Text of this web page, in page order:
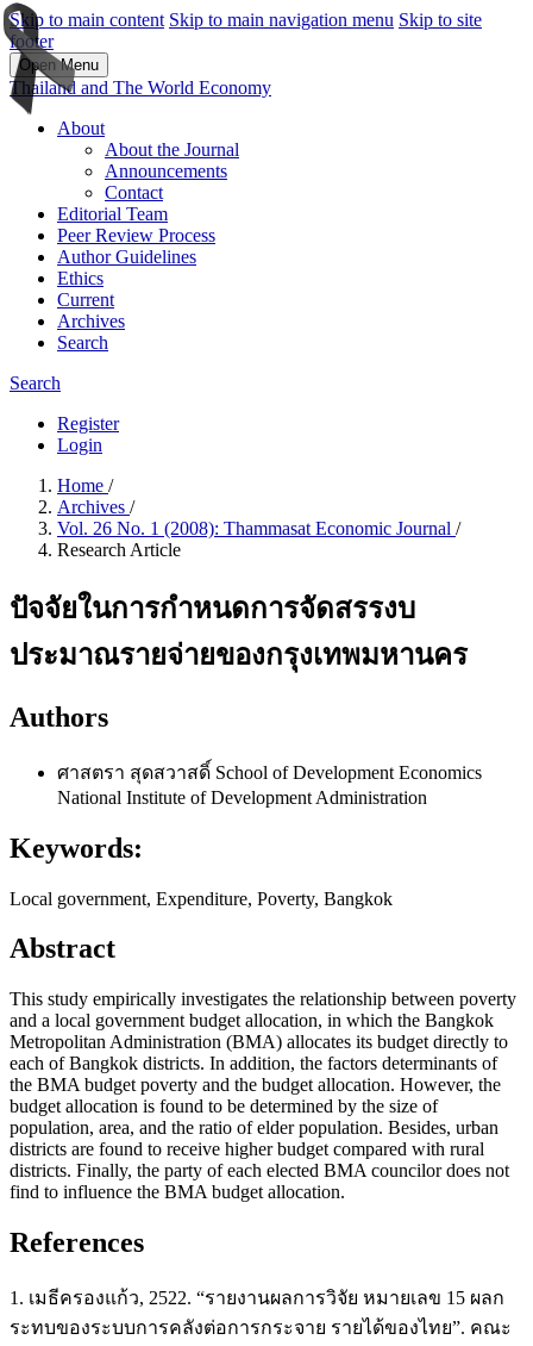
Skip to main content Skip to main navigation menu Skip to site
footer
Open Menu
Thailand and The World Economy
About
About the Journal
Announcements
Contact
Editorial Team
Peer Review Process
Author Guidelines
Ethics
Current
Archives
Search
Search
Register
Login
Home /
Archives /
Vol. 26 No. 1 (2008): Thammasat Economic Journal /
Research Article
ปัจจัยในการกําหนดการจัดสรรงบ
ประมาณรายจ่ายของกรุงเทพมหานคร
Authors
ศาสตรา สุดสวาสดิ์ School of Development Economics
National Institute of Development Administration
Keywords:
Local government, Expenditure, Poverty, Bangkok
Abstract
This study empirically investigates the relationship between poverty
and a local government budget allocation, in which the Bangkok
Metropolitan Administration (BMA) allocates its budget directly to
each of Bangkok districts. In addition, the factors determinants of
the BMA budget poverty and the budget allocation. However, the
budget allocation is found to be determined by the size of
population, area, and the ratio of elder population. Besides, urban
districts are found to receive higher budget compared with rural
districts. Finally, the party of each elected BMA councilor does not
find to influence the BMA budget allocation.
References
1. เมธีครองแก้ว, 2522. “รายงานผลการวิจัย หมายเลข 15 ผลก
ระทบของระบบการคลังต่อการกระจาย รายได้ของไทย”. คณะ